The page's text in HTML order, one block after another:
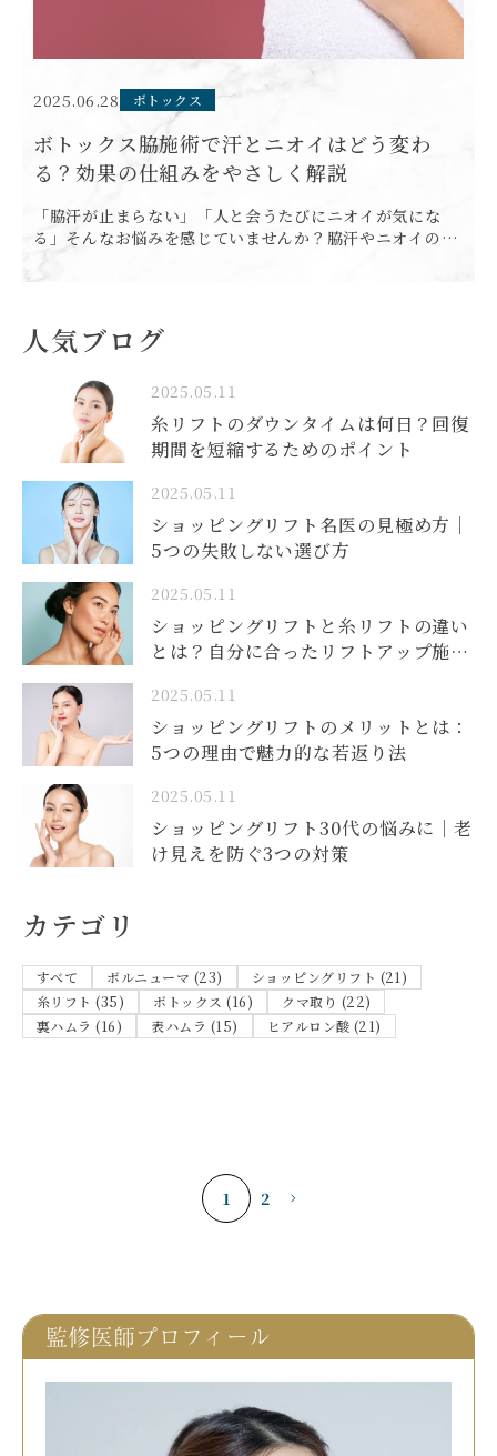
2025.06.28 ボトックス
ボトックス脇施術で汗とニオイはどう変わ
る？効果の仕組みをやさしく解説
「脇汗が止まらない」「人と会うたびにニオイが気にな
る」そんなお悩みを感じていませんか？脇汗やニオイの問
題は、日常生活のストレスや自信の低下につながることも
少なくありません。 そんなお悩みに効果が期待されている
人気ブログ
2025.05.11
糸リフトのダウンタイムは何日？回復
期間を短縮するためのポイント
2025.05.11
ショッピングリフト名医の見極め方｜
5つの失敗しない選び方
2025.05.11
ショッピングリフトと糸リフトの違い
とは？自分に合ったリフトアップ施術
2025.05.11
ショッピングリフトのメリットとは：
5つの理由で魅力的な若返り法
2025.05.11
ショッピングリフト30代の悩みに｜老
け見えを防ぐ3つの対策
カテゴリ
すべて ボルニューマ (23)
ショッピングリフト (21)
糸リフト (35)
ボトックス (16)
クマ取り (22)
裏ハムラ (16)
表ハムラ (15) ヒアルロン酸 (21)
1 2
監修医師プロフィール